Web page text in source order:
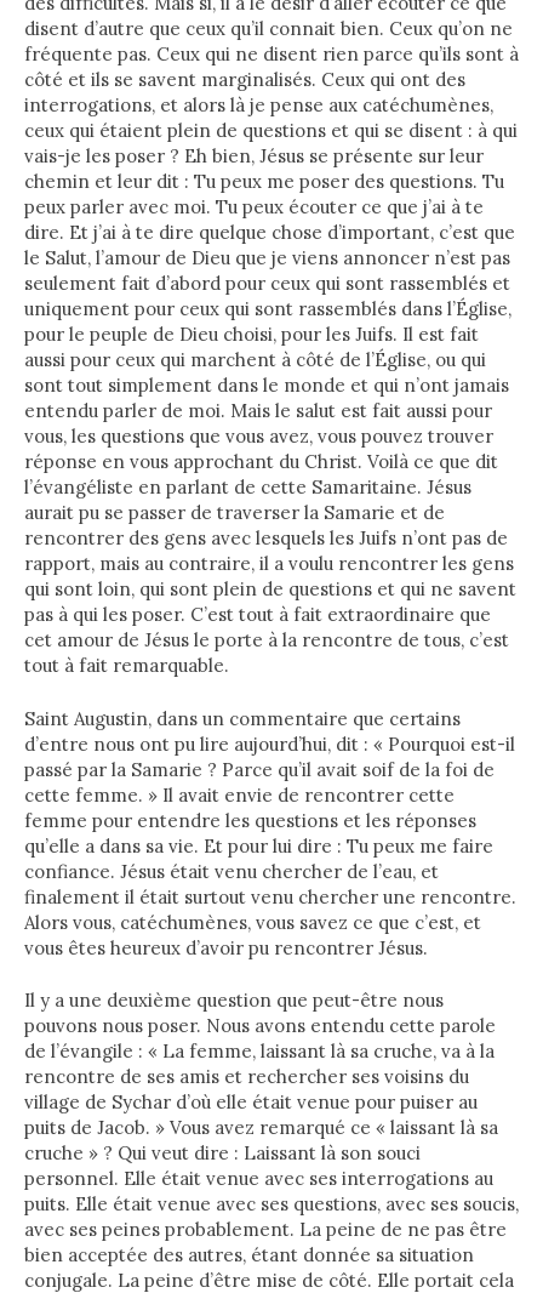
disent d’autre que ceux qu’il connait bien. Ceux qu’on ne
fréquente pas. Ceux qui ne disent rien parce qu’ils sont à
côté et ils se savent marginalisés. Ceux qui ont des
interrogations, et alors là je pense aux catéchumènes,
ceux qui étaient plein de questions et qui se disent : à qui
vais-je les poser ? Eh bien, Jésus se présente sur leur
chemin et leur dit : Tu peux me poser des questions. Tu
peux parler avec moi. Tu peux écouter ce que j’ai à te
dire. Et j’ai à te dire quelque chose d’important, c’est que
le Salut, l’amour de Dieu que je viens annoncer n’est pas
seulement fait d’abord pour ceux qui sont rassemblés et
uniquement pour ceux qui sont rassemblés dans l’Église,
pour le peuple de Dieu choisi, pour les Juifs. Il est fait
aussi pour ceux qui marchent à côté de l’Église, ou qui
sont tout simplement dans le monde et qui n’ont jamais
entendu parler de moi. Mais le salut est fait aussi pour
vous, les questions que vous avez, vous pouvez trouver
réponse en vous approchant du Christ. Voilà ce que dit
l’évangéliste en parlant de cette Samaritaine. Jésus
aurait pu se passer de traverser la Samarie et de
rencontrer des gens avec lesquels les Juifs n’ont pas de
rapport, mais au contraire, il a voulu rencontrer les gens
qui sont loin, qui sont plein de questions et qui ne savent
pas à qui les poser. C’est tout à fait extraordinaire que
cet amour de Jésus le porte à la rencontre de tous, c’est
tout à fait remarquable.
Saint Augustin, dans un commentaire que certains
d’entre nous ont pu lire aujourd’hui, dit : « Pourquoi est-il
passé par la Samarie ? Parce qu’il avait soif de la foi de
cette femme. » Il avait envie de rencontrer cette
femme pour entendre les questions et les réponses
qu’elle a dans sa vie. Et pour lui dire : Tu peux me faire
confiance. Jésus était venu chercher de l’eau, et
finalement il était surtout venu chercher une rencontre.
Alors vous, catéchumènes, vous savez ce que c’est, et
vous êtes heureux d’avoir pu rencontrer Jésus.
Il y a une deuxième question que peut-être nous
pouvons nous poser. Nous avons entendu cette parole
de l’évangile : « La femme, laissant là sa cruche, va à la
rencontre de ses amis et rechercher ses voisins du
village de Sychar d’où elle était venue pour puiser au
puits de Jacob. » Vous avez remarqué ce « laissant là sa
cruche » ? Qui veut dire : Laissant là son souci
personnel. Elle était venue avec ses interrogations au
puits. Elle était venue avec ses questions, avec ses soucis,
avec ses peines probablement. La peine de ne pas être
bien acceptée des autres, étant donnée sa situation
conjugale. La peine d’être mise de côté. Elle portait cela